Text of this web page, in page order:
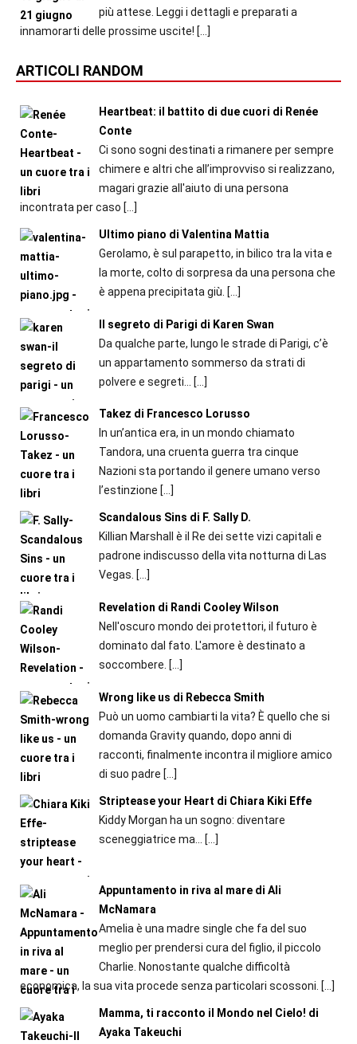
più attese. Leggi i dettagli e preparati a
innamorarti delle prossime uscite! […]
ARTICOLI RANDOM
Heartbeat: il battito di due cuori di Renée
Conte
Ci sono sogni destinati a rimanere per sempre
chimere e altri che all’improvviso si realizzano,
magari grazie all'aiuto di una persona
incontrata per caso […]
Ultimo piano di Valentina Mattia
Gerolamo, è sul parapetto, in bilico tra la vita e
la morte, colto di sorpresa da una persona che
è appena precipitata giù. […]
Il segreto di Parigi di Karen Swan
Da qualche parte, lungo le strade di Parigi, c’è
un appartamento sommerso da strati di
polvere e segreti...
[…]
Takez di Francesco Lorusso
In un’antica era, in un mondo chiamato
Tandora, una cruenta guerra tra cinque
Nazioni sta portando il genere umano verso
l’estinzione […]
Scandalous Sins di F. Sally D.
Killian Marshall è il Re dei sette vizi capitali e
padrone indiscusso della vita notturna di Las
Vegas. […]
Revelation di Randi Cooley Wilson
Nell'oscuro mondo dei protettori, il futuro è
dominato dal fato. L'amore è destinato a
soccombere. […]
Wrong like us di Rebecca Smith
Può un uomo cambiarti la vita? È quello che si
domanda Gravity quando, dopo anni di
racconti, finalmente incontra il migliore amico
di suo padre […]
Striptease your Heart di Chiara Kiki Effe
Kiddy Morgan ha un sogno: diventare
sceneggiatrice ma...
[…]
Appuntamento in riva al mare di Ali
McNamara
Amelia è una madre single che fa del suo
meglio per prendersi cura del figlio, il piccolo
Charlie. Nonostante qualche difficoltà
economica, la sua vita procede senza particolari scossoni. […]
Mamma, ti racconto il Mondo nel Cielo! di
Ayaka Takeuchi